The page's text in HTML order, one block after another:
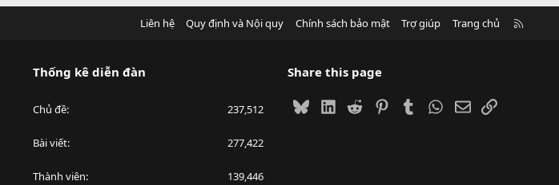
Liên hệ Quy định và Nội quy Chính sách bảo mật Trợ giúp Trang chủ
Thống kê diễn đàn
Chủ đề 237,512
Bài viết 277,422
Thành viên 139,446
Share this page
BlueskyLinkedIn
Reddit PinterestTumblrWhatsApp
EmailLink